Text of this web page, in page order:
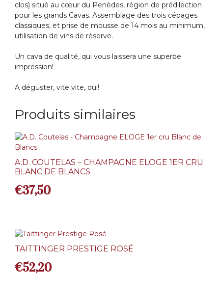
clos) situé au cœur du Penèdes, région de prédilection
pour les grands Cavas. Assemblage des trois cépages
classiques, et prise de mousse de 14 mois au minimum,
utilisation de vins de réserve.
Un cava de qualité, qui vous laissera une superbe
impression!
A déguster, vite vite, oui!
Produits similaires
A.D. COUTELAS – CHAMPAGNE ELOGE 1ER CRU
BLANC DE BLANCS
€37,50
TAITTINGER PRESTIGE ROSÉ
€52,20